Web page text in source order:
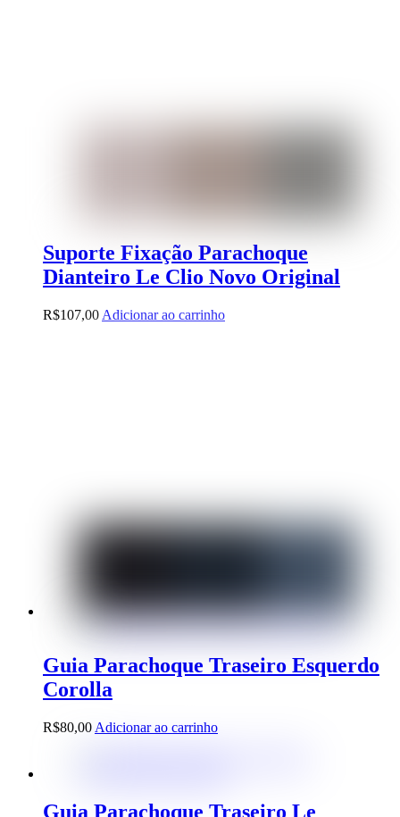
Suporte Fixação Parachoque
Dianteiro Le Clio Novo Original
R$107,00 Adicionar ao carrinho
Guia Parachoque Traseiro Esquerdo
Corolla
R$80,00 Adicionar ao carrinho
Guia Parachoque Traseiro Le